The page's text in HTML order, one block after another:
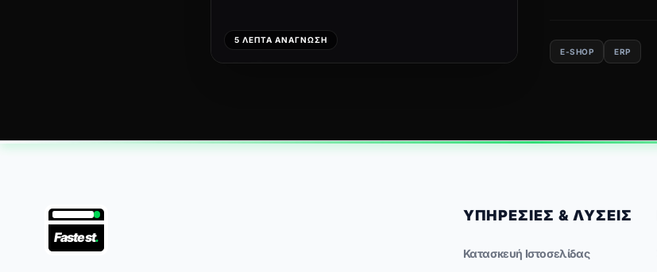
5 ΛΕΠΤΆ ΑΝΆΓΝΩΣΗ
ΑΑΔΕ.
E-SHOP ERP
Fastest.
ΥΠΗΡΕΣΊΕΣ & ΛΎΣΕΙΣ
Κατασκευή Ιστοσελίδας